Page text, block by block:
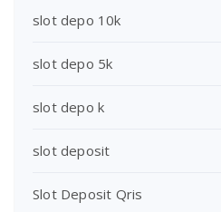
slot depo 10k
slot depo 5k
slot depo k
slot deposit
Slot Deposit Qris